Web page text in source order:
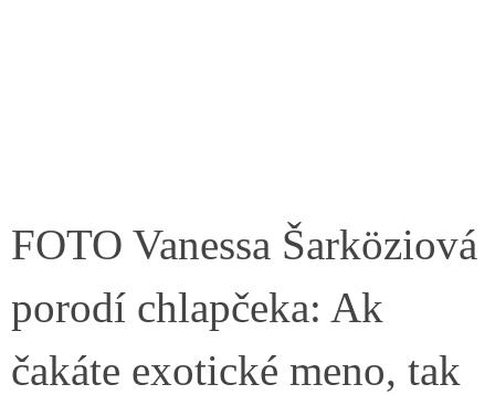
FOTO Vanessa Šarköziová
porodí chlapčeka: Ak
čakáte exotické meno, tak